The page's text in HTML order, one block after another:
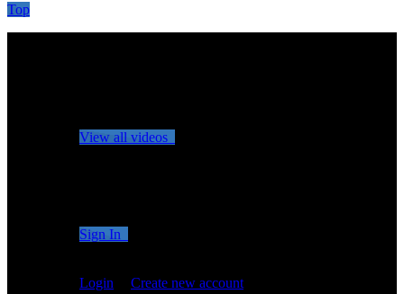
Top
View all videos
Sign In
Login
Create new account